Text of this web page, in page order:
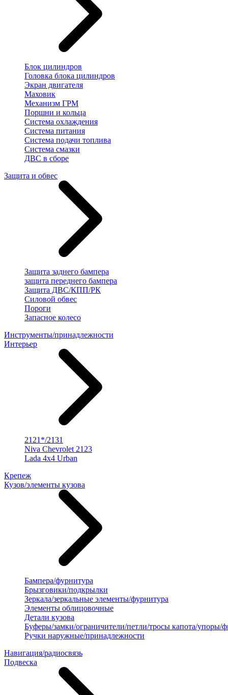
Блок цилиндров
Головка блока цилиндров
Экран двигателя
Маховик
Механизм ГРМ
Поршни и кольца
Система охлаждения
Система питания
Система подачи топлива
Система смазки
ДВС в сборе
Защита и обвес
Защита заднего бампера
защита переднего бампера
Защита ДВС/КПП/РК
Силовой обвес
Пороги
Запасное колесо
Инструменты/принадлежности
Интерьер
2121*/2131
Niva Chevrolet 2123
Lada 4x4 Urban
Крепеж
Кузов/элементы кузова
Бампера/фурнитура
Брызговики/подкрылки
Зеркала/зеркальные элементы/фурнитура
Элементы облицовочные
Детали кузова
Буферы/замки/ограничители/петли/тросы капота/упоры/
Ручки наружные/принадлежности
Навигация/радиосвязь
Подвеска